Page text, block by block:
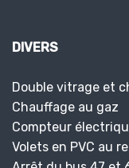
DIVERS
Double vitrage et
Chauffage au gaz
Compteur
Volets en PVC au